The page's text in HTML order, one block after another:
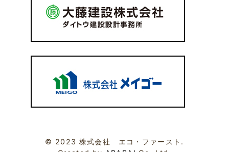
© 2023 株式会社 エコ・ファースト.